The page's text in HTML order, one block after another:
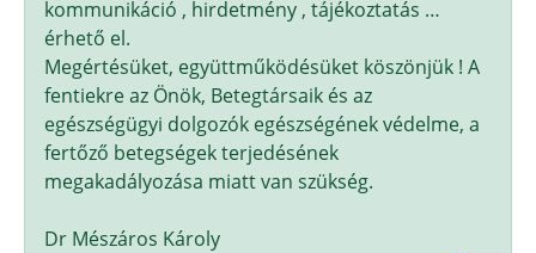
kommunikáció , hirdetmény , tájékoztatás …
érhető el.
Megértésüket, együttműködésüket köszönjük ! A
fentiekre az Önök, Betegtársaik és az
egészségügyi dolgozók egészségének védelme, a
fertőző betegségek terjedésének
megakadályozása miatt van szükség.
Dr Mészáros Károly